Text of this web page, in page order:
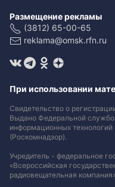
Размещение рекламы
(3812) 65-00-65
reklama@omsk.rfn.ru
При использовании
Свидетельство о
Выдано Федеральной
информационных
(Роскомнадзор).
Учредитель - федеральное
«Всероссийская
радиовещательная